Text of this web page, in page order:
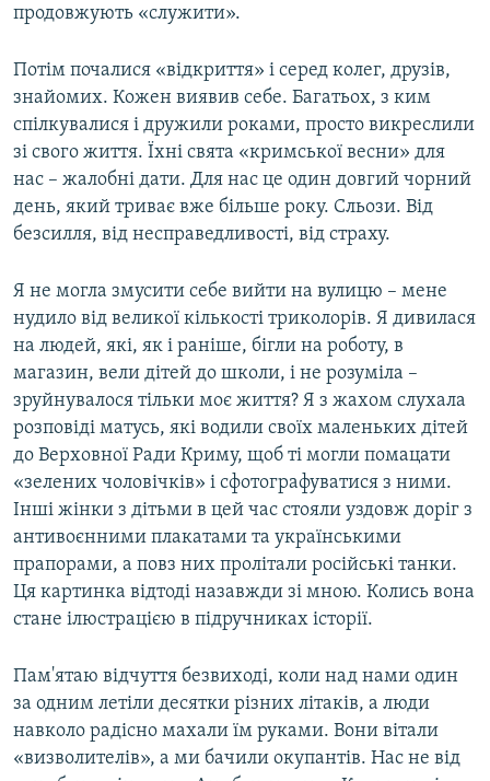
продовжують «служити».
Потім почалися «відкриття» і серед колег, друзів,
знайомих. Кожен виявив себе. Багатьох, з ким
спілкувалися і дружили роками, просто викреслили
зі свого життя. Їхні свята «кримської весни» для
нас – жалобні дати. Для нас це один довгий чорний
день, який триває вже більше року. Сльози. Від
безсилля, від несправедливості, від страху.
Я не могла змусити себе вийти на вулицю – мене
нудило від великої кількості триколорів. Я дивилася
на людей, які, як і раніше, бігли на роботу, в
магазин, вели дітей до школи, і не розуміла –
зруйнувалося тільки моє життя? Я з жахом слухала
розповіді матусь, які водили своїх маленьких дітей
до Верховної Ради Криму, щоб ті могли помацати
«зелених чоловічків» і сфотографуватися з ними.
Інші жінки з дітьми в цей час стояли уздовж доріг з
антивоєнними плакатами та українськими
прапорами, а повз них пролітали російські танки.
Ця картинка відтоді назавжди зі мною. Колись вона
стане ілюстрацією в підручниках історії.
Пам'ятаю відчуття безвиході, коли над нами один
за одним летіли десятки різних літаків, а люди
навколо радісно махали їм руками. Вони вітали
«визволителів», а ми бачили окупантів. Нас не від